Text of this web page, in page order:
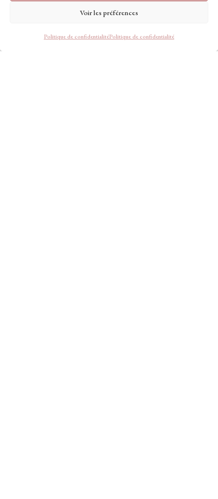
Voir les préférences
Politique de confidentialitéPolitique de confidentialité